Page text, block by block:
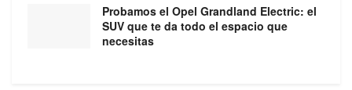
Probamos el Opel Grandland Electric: el
SUV que te da todo el espacio que
necesitas